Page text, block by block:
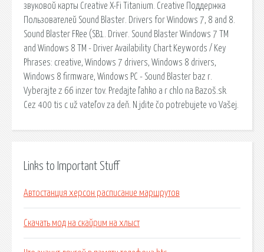
звуковой карты Creative X-Fi Titanium. Creative Поддержка
Пользователей Sound Blaster. Drivers for Windows 7, 8 and 8.
Sound Blaster FRee (SB1. Driver. Sound Blaster Windows 7 TM
and Windows 8 TM - Driver Availability Chart Keywords / Key
Phrases: creative, Windows 7 drivers, Windows 8 drivers,
Windows 8 firmware, Windows PC - Sound Blaster baz r.
Vyberajte z 66 inzer tov. Predajte ľahko a r chlo na Bazoš.sk.
Cez 400 tis c už vateľov za deň. N jdite čo potrebujete vo Vašej.
Links to Important Stuff
Автостанция херсон расписание маршрутов
Скачать мод на скайрим на хлыст